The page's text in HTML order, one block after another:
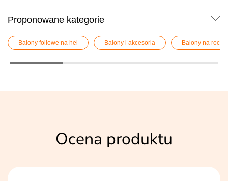
Proponowane kategorie
Balony foliowe na hel Balony i akcesoria Balony na
Ocena produktu